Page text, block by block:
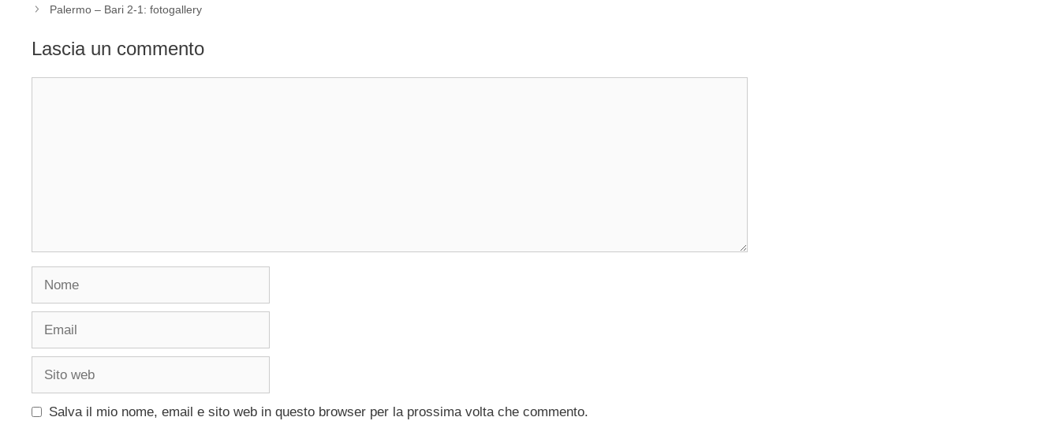
Palermo – Bari 2-1: fotogallery
Lascia un commento
Nome
Email
Sito
Salva il mio nome, email e sito web in questo browser per la prossima volta che commento.